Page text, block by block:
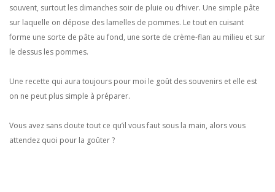
souvent, surtout les dimanches soir de pluie ou d’hiver. Une simple pâte
sur laquelle on dépose des lamelles de pommes. Le tout en cuisant
forme une sorte de pâte au fond, une sorte de crème-flan au milieu et sur
le dessus les pommes.
Une recette qui aura toujours pour moi le goût des souvenirs et elle est
on ne peut plus simple à préparer.
Vous avez sans doute tout ce qu’il vous faut sous la main, alors vous
attendez quoi pour la goûter ?